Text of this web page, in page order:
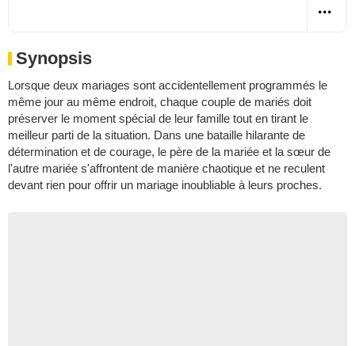
Synopsis
Lorsque deux mariages sont accidentellement programmés le
même jour au même endroit, chaque couple de mariés doit
préserver le moment spécial de leur famille tout en tirant le
meilleur parti de la situation. Dans une bataille hilarante de
détermination et de courage, le père de la mariée et la sœur de
l'autre mariée s'affrontent de manière chaotique et ne reculent
devant rien pour offrir un mariage inoubliable à leurs proches.